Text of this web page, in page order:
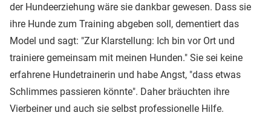
der Hundeerziehung wäre sie dankbar gewesen. Dass sie
ihre Hunde zum Training abgeben soll, dementiert das
Model und sagt: "Zur Klarstellung: Ich bin vor Ort und
trainiere gemeinsam mit meinen Hunden." Sie sei keine
erfahrene Hundetrainerin und habe Angst, "dass etwas
Schlimmes passieren könnte". Daher bräuchten ihre
Vierbeiner und auch sie selbst professionelle Hilfe.